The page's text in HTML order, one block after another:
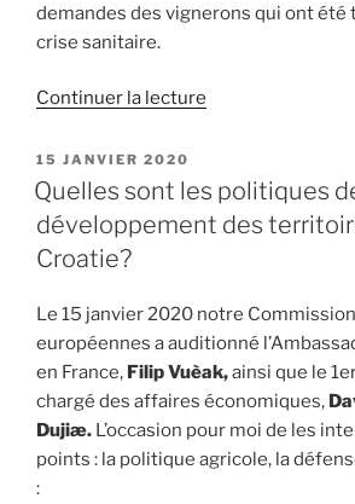
ministre
demandes des vignerons qui ont été
crise sanitaire.
Continuer la lecture
Représentant
permanent
France
de
l’Union
européenne
la
PUBLIÉ
LE
15 JANVIER 2020
Quelles sont les politiques
développement des
Croatie?
Le 15 janvier 2020 notre
européennes a auditionné
en France, Filip Vuèak,ainsi que le
chargé des affaires économiques,
Dujiæ. L’occasion pour moi de les
points : la politique agricole, la
: